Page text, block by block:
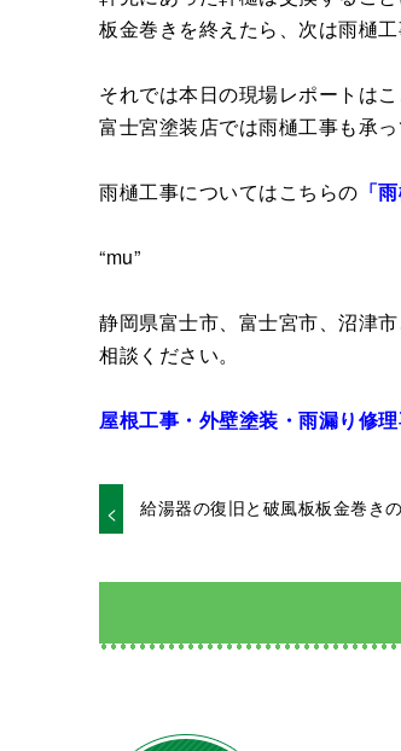
板金巻きを終えたら、次は雨樋工
それでは本日の現場レポートはこ
富士宮塗装店では雨樋工事も承
雨樋工事についてはこちらの 「
“mu”
静岡県富士市、富士宮市、沼津
相談ください。
屋根工事・外壁塗装・雨漏り修
給湯器の復旧と破風板板金巻き